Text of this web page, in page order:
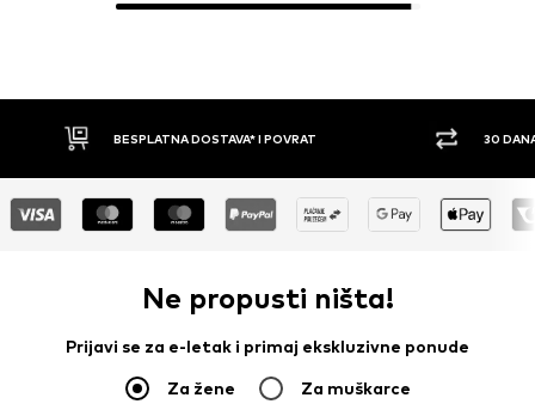
30 DANA PRAVO NA POVRAT
Ne propusti ništa!
Prijavi se za e-letak i primaj ekskluzivne ponude
Za žene Za muškarce